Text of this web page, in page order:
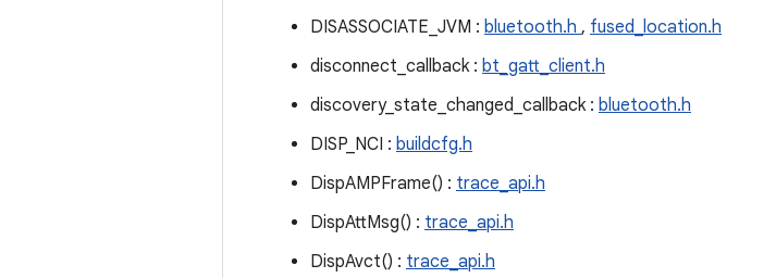
DISASSOCIATE_JVM : bluetooth.h , fused_location.h
disconnect_callback : bt_gatt_client.h
discovery_state_changed_callback : bluetooth.h
DISP_NCI : buildcfg.h
DispAMPFrame() : trace_api.h
DispAttMsg() : trace_api.h
DispAvct() : trace_api.h